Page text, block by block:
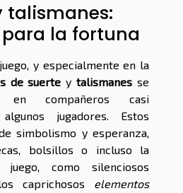
talismanes:
la fortuna
y especialmente en la
de suerte ytalismanes se
en compañeros casi
jugadores. Estos
simbolismo y esperanza,
bolsillos o incluso la
como silenciosos
caprichosos elementos